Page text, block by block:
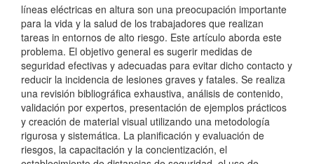
líneas eléctricas en altura son una preocupación importante
para la vida y la salud de los trabajadores que realizan
tareas in entornos de alto riesgo. Este artículo aborda este
problema. El objetivo general es sugerir medidas de
seguridad efectivas y adecuadas para evitar dicho contacto y
reducir la incidencia de lesiones graves y fatales. Se realiza
una revisión bibliográfica exhaustiva, análisis de contenido,
validación por expertos, presentación de ejemplos prácticos
y creación de material visual utilizando una metodología
rigurosa y sistemática. La planificación y evaluación de
riesgos, la capacitación y la concientización, el